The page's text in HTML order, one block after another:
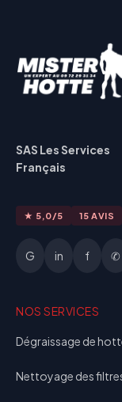
SAS Les Services
Français
★ 5,0/5 15 AVIS
G in f ✆
NOS SERVICES
Dégraissage de
Nettoyage des